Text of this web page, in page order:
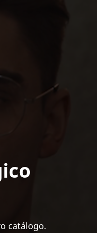
catálogo.